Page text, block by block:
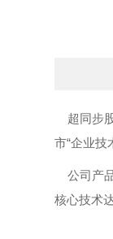
超同步
市“企业技
公司产
核心技术